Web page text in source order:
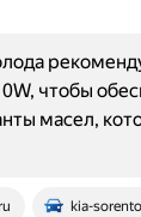
kia-
чтобы
масел,